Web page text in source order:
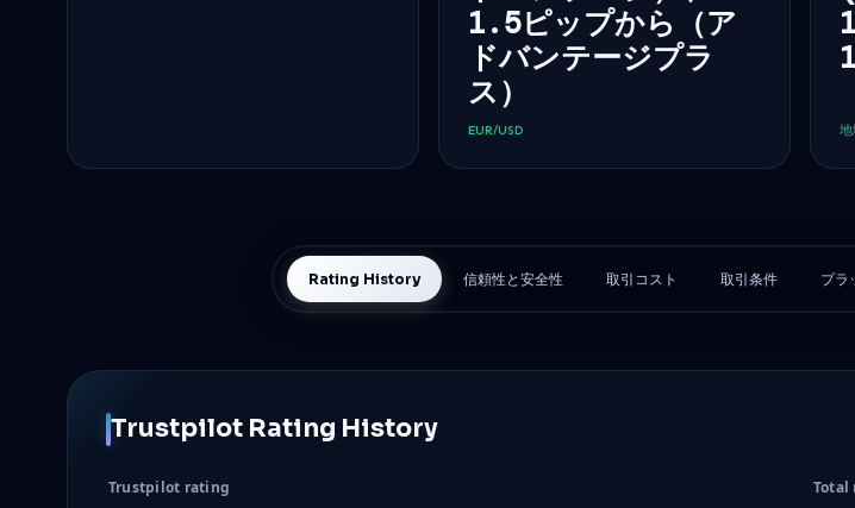
1.5ピップから（ア
ドバンテージプラ
ス）
EUR/USD
Rating History 信頼性と安全性 取引コスト 取引条件 プラ
Trustpilot Rating History
Trustpilot rating Total